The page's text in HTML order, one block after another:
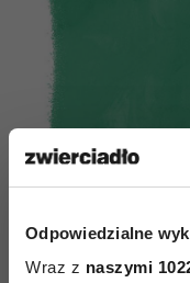
Odpowiedzialne
Wraz z naszymi